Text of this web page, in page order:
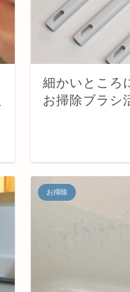
細かいところ
お掃除ブラシ
お掃除